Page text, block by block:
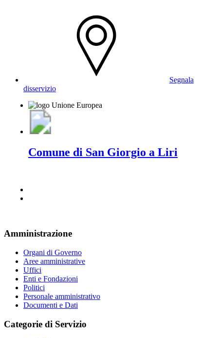
Segnala
disservizio
Comune di San Giorgio a Liri
Amministrazione
Organi di Governo
Aree amministrative
Uffici
Enti e Fondazioni
Politici
Personale amministrativo
Documenti e Dati
Categorie di Servizio